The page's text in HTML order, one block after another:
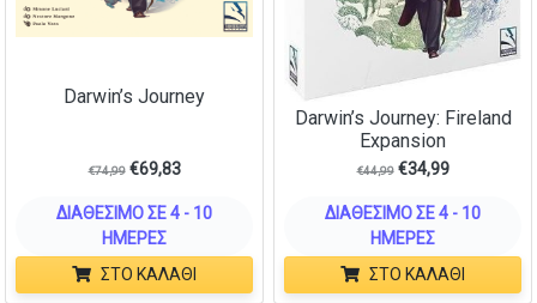
Darwin’s Journey
€74,99 €69,83
ΔΙΑΘΈΣΙΜΟ ΣΕ 4 - 10
ΗΜΈΡΕΣ
ΣΤΟ ΚΑΛΆΘΙ
Darwin’s Journey: Fireland
Expansion
€44,99 €34,99
ΔΙΑΘΈΣΙΜΟ ΣΕ 4 - 10
ΗΜΈΡΕΣ
ΣΤΟ ΚΑΛΆΘΙ